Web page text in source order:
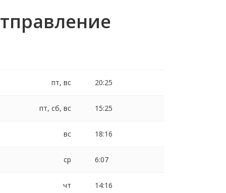
пт, вс 20:25
пт, сб, вс 15:25
вс 18:16
ср 6:07
чт 14:16